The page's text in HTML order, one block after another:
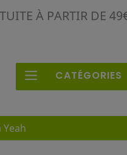
À PARTIR DE
CATÉGORIES
Yeah